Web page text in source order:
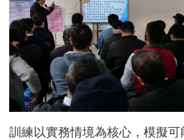
訓練以實務情境為核心，模擬可